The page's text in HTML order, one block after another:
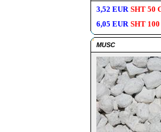
3,52 EUR SHT 50
6,05 EUR SHT
MUSC